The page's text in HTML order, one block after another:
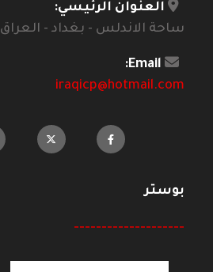
العنوان الرئيسي:
ساحة الاندلس - بغداد - العراق
Email:
iraqicp@hotmail.com
بوستر
--------------------